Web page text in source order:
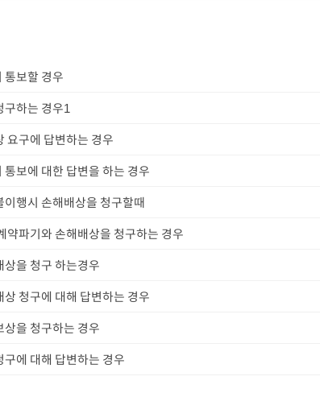
통보할 경우
구하는 경우1
요구에 답변하는 경우
보에 대한 답변을 하는 경우
행시 손해배상을 청구할때
약파기와 손해배상을 청구하는 경우
을 청구 하는경우
청구에 대해 답변하는 경우
을 청구하는 경우
에 대해 답변하는 경우